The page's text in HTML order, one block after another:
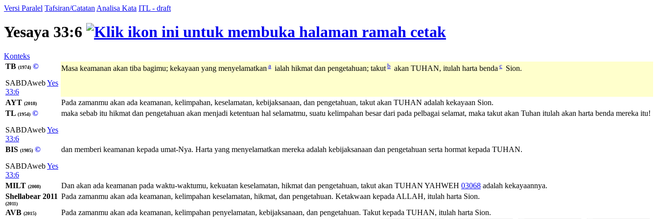
Versi Paralel Tafsiran/Catatan Analisa Kata ITL - draft
Yesaya 33:6
Konteks
TB (1974) ©
SABDAwebYes
33:6
Masa keamanan akan tiba bagimu; kekayaan yang menyelamatkan a ialah hikmat dan pengetahuan; takut b akan TUHAN, itulah harta benda c Sion.
AYT (2018)
Pada zamanmu akan ada keamanan, kelimpahan, keselamatan, kebijaksanaan, dan pengetahuan, takut akan TUHAN adalah kekayaan Sion.
TL (1954) ©
SABDAwebYes
33:6
maka sebab itu hikmat dan pengetahuan akan menjadi ketentuan hal selamatmu, suatu kelimpahan besar dari pada pelbagai selamat, maka takut akan Tuhan itulah akan harta benda mereka itu!
BIS (1985) ©
SABDAwebYes
33:6
dan memberi keamanan kepada umat-Nya. Harta yang menyelamatkan mereka adalah kebijaksanaan dan pengetahuan serta hormat kepada TUHAN.
MILT (2008) Dan akan ada keamanan pada waktu-waktumu, kekuatan keselamatan, hikmat dan pengetahuan, takut akan TUHAN YAHWEH 03068 adalah kekayaannya.
Shellabear 2011
(2011)
Pada zamanmu akan ada keamanan, kelimpahan keselamatan, hikmat, dan pengetahuan. Ketakwaan kepada ALLAH, itulah harta Sion.
AVB (2015) Pada zamanmu akan ada keamanan, kelimpahan penyelamatan, kebijaksanaan, dan pengetahuan. Takut kepada TUHAN, itulah harta Sion.